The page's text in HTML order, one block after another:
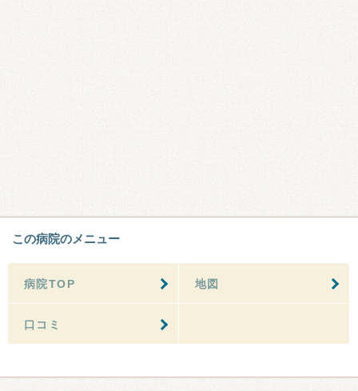
この病院のメニュー
病院TOP 地図
口コミ